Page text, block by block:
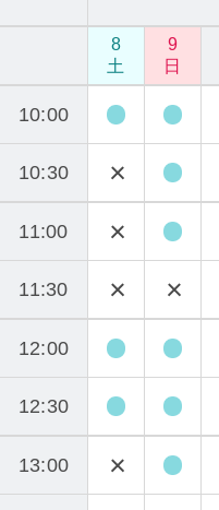
8
土
9
日
10:00
10:30
11:00
11:30
12:00
12:30
13:00